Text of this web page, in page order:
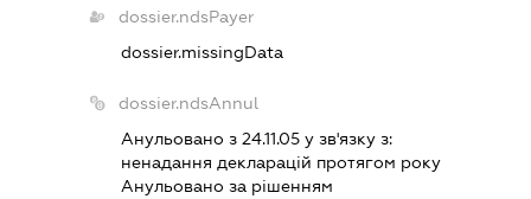
dossier.ndsPayer
dossier.missingData
dossier.ndsAnnul
Анульовано з 24.11.05 у зв'язку з:
ненадання декларацiй протягом року
Анульовано за рiшенням